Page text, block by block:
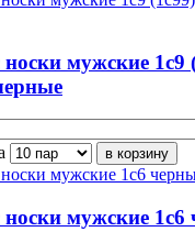
мужские 1с9
мужские 1с6